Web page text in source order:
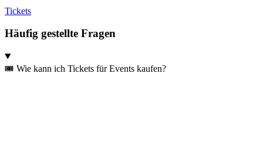
Tickets
Häufig gestellte Fragen
🎟️ Wie kann ich Tickets für Events kaufen?